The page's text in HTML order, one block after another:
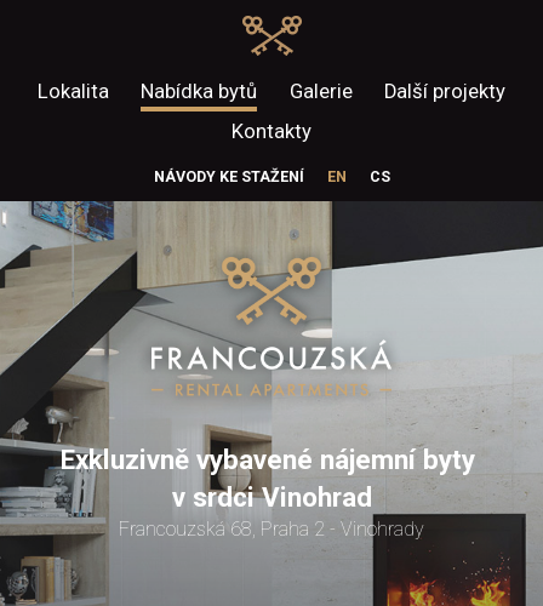
Lokalita Nabídka bytů Galerie
Další projekty
Kontakty
NÁVODY KE STAŽENÍ EN CS
Exkluzivně vybavené nájemní byty
v srdci Vinohrad
Francouzská 68, Praha 2 - Vinohrady